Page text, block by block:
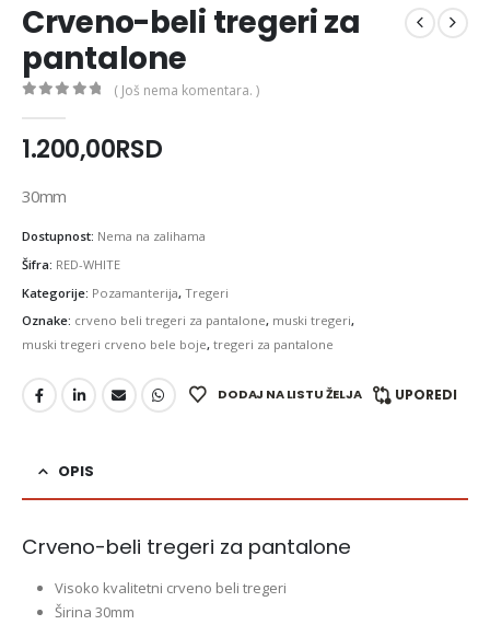
Crveno-beli tregeri za
pantalone
( Još nema komentara. )
1.200,00RSD
30mm
Dostupnost: Nema na zalihama
Šifra: RED-WHITE
Kategorije: Pozamanterija, Tregeri
Oznake: crveno beli tregeri za pantalone, muski tregeri,
muski tregeri crveno bele boje, tregeri za pantalone
DODAJ NA LISTU ŽELJA UPOREDI
OPIS
Crveno-beli tregeri za pantalone
Visoko kvalitetni crveno beli tregeri
Širina 30mm